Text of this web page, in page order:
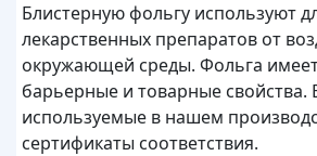
Блистерную фольгу используют
лекарственных препаратов от
окружающей среды. Фольга
барьерные и товарные свойства.
используемые в нашем
сертификаты соответствия.